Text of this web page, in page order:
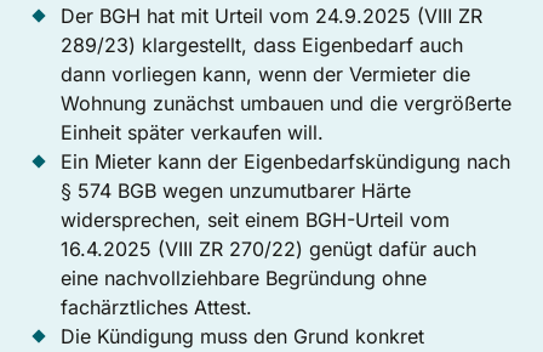
Der BGH hat mit Urteil vom 24.9.2025 (VIII ZR
289/23) klargestellt, dass Eigenbedarf auch
dann vorliegen kann, wenn der Vermieter die
Wohnung zunächst umbauen und die vergrößerte
Einheit später verkaufen will.
Ein Mieter kann der Eigenbedarfskündigung nach
§ 574 BGB wegen unzumutbarer Härte
widersprechen, seit einem BGH-Urteil vom
16.4.2025 (VIII ZR 270/22) genügt dafür auch
eine nachvollziehbare Begründung ohne
fachärztliches Attest.
Die Kündigung muss den Grund konkret